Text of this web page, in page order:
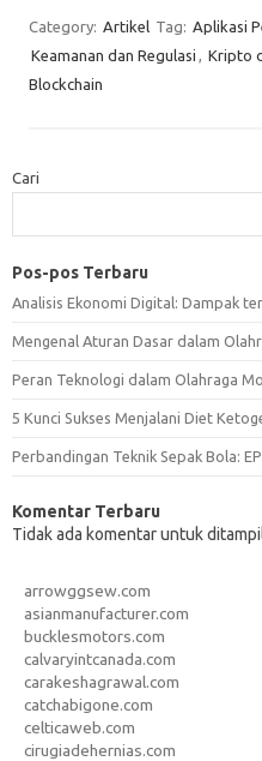
Category: Artikel Tag: Aplikasi
Keamanan dan Regulasi , Kripto
Blockchain
Cari
Pos-pos Terbaru
Analisis Ekonomi Digital: Dampak
Mengenal Aturan Dasar dalam
Peran Teknologi dalam Olahraga
5 Kunci Sukses Menjalani Diet
Perbandingan Teknik Sepak Bola:
Komentar Terbaru
Tidak ada komentar untuk
arrowggsew.com
asianmanufacturer.com
bucklesmotors.com
calvaryintcanada.com
carakeshagrawal.com
catchabigone.com
celticaweb.com
cirugiadehernias.com